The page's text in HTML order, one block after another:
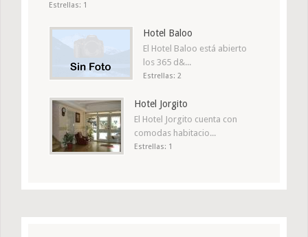
Estrellas: 1
Hotel Baloo
El Hotel Baloo está abierto
los 365 d&...
Estrellas: 2
Hotel Jorgito
El Hotel Jorgito cuenta con
comodas habitacio...
Estrellas: 1